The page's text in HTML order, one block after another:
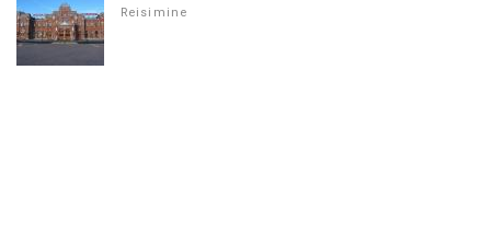
Reisimine